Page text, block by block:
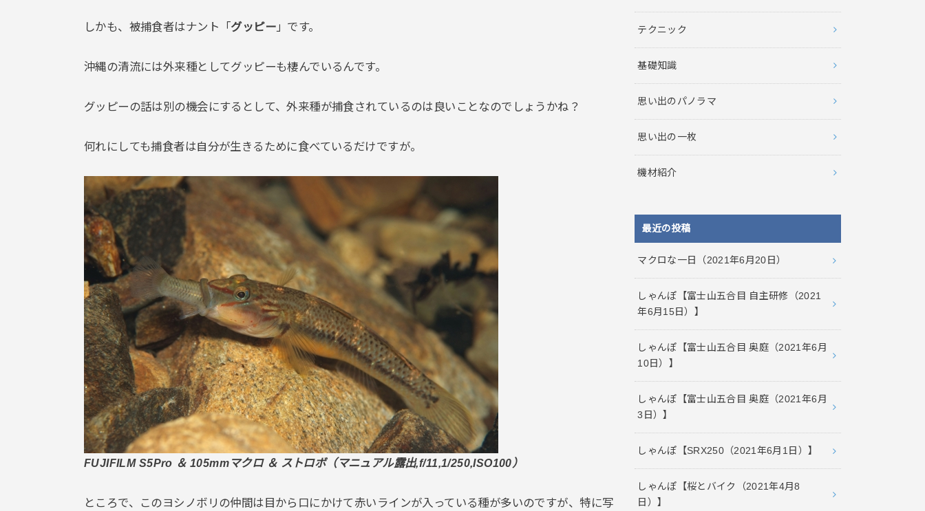
しかも、被捕食者はナント「グッピー 」です。
沖縄の清流には外来種としてグッピーも棲んでいるんです。
グッピーの話は別の機会にするとして、外来種が捕食されているのは良いことなのでしょうかね？
何れにしても捕食者は自分が生きるために食べているだけですが。
FUJIFILM S5Pro ＆ 105mmマクロ ＆ ストロボ（マニュアル露出,f/11,1/250,ISO100）
ところで、このヨシノボリの仲間は目から口にかけて赤いラインが入っている種が多いのですが、特に写
テクニック
基礎知識
思い出のパノラマ
思い出の一枚
機材紹介
最近の投稿
マクロな一日（2021年6月20日）
しゃんぽ【富士山五合目 自主研修（2021
年6月15日）】
しゃんぽ【富士山五合目 奥庭（2021年6月
10日）】
しゃんぽ【富士山五合目 奥庭（2021年6月
3日）】
しゃんぽ【SRX250（2021年6月1日）】
しゃんぽ【桜とバイク（2021年4月8
日）】